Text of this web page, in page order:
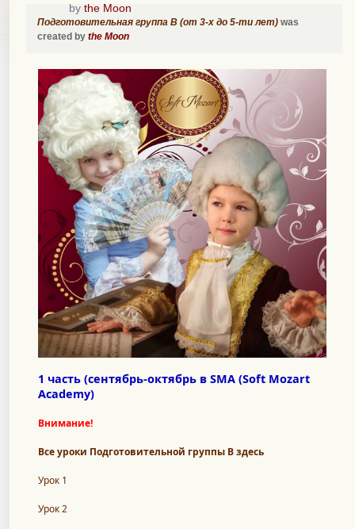
by the Moon
Подготовительная группа B (от 3-х до 5-ти лет) was
created by the Moon
1 часть (сентябрь-октябрь в SMA (Soft Mozart
Academy)
Внимание!
Все уроки Подготовительной группы В здесь
Урок 1
Урок 2